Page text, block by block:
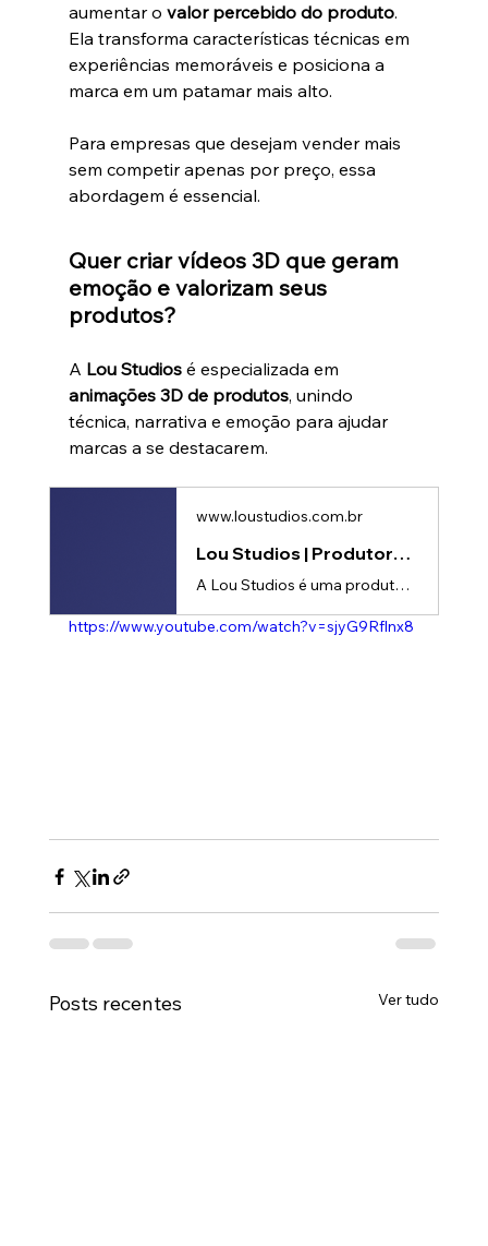
aumentar o valor percebido do produto.
Ela transforma características técnicas em
experiências memoráveis e posiciona a
marca em um patamar mais alto.
Para empresas que desejam vender mais
sem competir apenas por preço, essa
abordagem é essencial.
Quer criar vídeos 3D que geram
emoção e valorizam seus
produtos?
A Lou Studios é especializada em
animações 3D de produtos, unindo
técnica, narrativa e emoção para ajudar
marcas a se destacarem.
www.loustudios.com.br
Lou Studios | Produtora de vídeos
A Lou Studios é uma produtora de vídeos, especializada em motion design, animação 2D e 3D. Temos o vídeo certo para suas redes sociais!
https://www.youtube.com/watch?v=sjyG9Rflnx8
Posts recentes Ver tudo